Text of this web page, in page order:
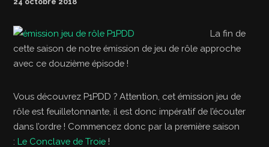
PQD2P
S’abonner
À propos
La fin de
cette saison de notre émission de jeu de rôle approche
avec ce douzième épisode !
Vous découvrez P1PDD ? Attention, cet émission jeu de
rôle est feuilletonnante, il est donc impératif de l’écouter
dans l’ordre ! Commencez donc par la première saison
:Le Conclave de Troie !